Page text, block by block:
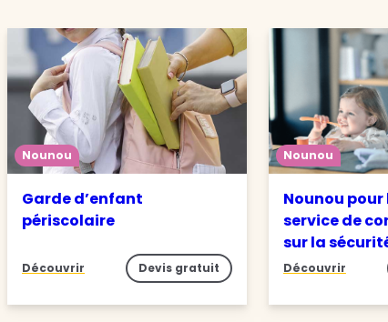
Nounou
Garde d’enfant
périscolaire
Découvrir Devis gratuit
Nounou
Nounou pour
service de
sur la
Découvrir